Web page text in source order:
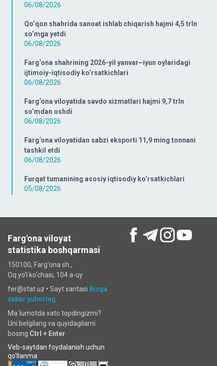
06/08/2026
Qo‘qon shahrida sanoat ishlab chiqarish hajmi 4,5 trln
so‘mga yetdi
06/08/2026
Farg‘ona shahrining 2026-yil yanvar–iyun oylaridagi
ijtimoiy-iqtisodiy ko‘rsatkichlari
06/08/2026
Farg‘ona viloyatida savdo xizmatlari hajmi 9,7 trln
so‘mdan oshdi
06/08/2026
Farg‘ona viloyatidan sabzi eksporti 11,9 ming tonnani
tashkil etdi
06/08/2026
Furqat tumanining asosiy iqtisodiy ko‘rsatkichlari
05/08/2026
Farg'ona viloyat
statistika boshqarmasi
150100, Farg'ona sh.,
Oq yo'l ko‘chаsi, 104 a-uy
fer@stat.uz • Sayt xaritasi Bizga
xabar yuboring
Ma`lumotda xato topdingizmi?
Uni belgilang va quyidagilarni
bosing Ctrl + Enter
Veb-saytdan foydalanish uchun
qo'llanma